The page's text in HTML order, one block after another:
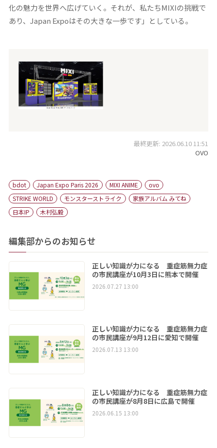
化の魅力を世界へ広げていく。それが、私たちMIXIの挑戦で
あり、Japan Expoはその大きな⼀歩です」としている。
最終更新: 2026.06.10 11:51
OVO
bdot Japan Expo Paris 2026 MIXI ANIME
ovo
STRIKE WORLD
モンスターストライク
家族アルバム みてね
日本IP
木村弘毅
編集部からのお知らせ
正しい知識が力になる 重症筋無力症
の市民講座が10月3日に熊本で開催
2026.07.27 13:00
正しい知識が力になる 重症筋無力症
の市民講座が9月12日に愛知で開催
2026.07.13 13:00
正しい知識が力になる 重症筋無力症
の市民講座が8月8日に広島で開催
2026.06.15 13:00